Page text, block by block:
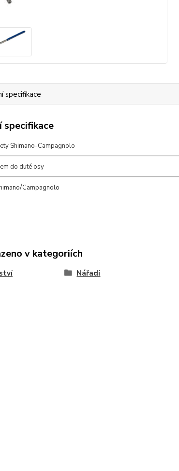
specifikace
specifikace
Shimano-Campagnolo
do duté osy
/Campagnolo
v kategoriích
Nářadí